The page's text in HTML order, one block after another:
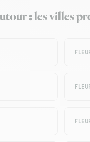
: les villes